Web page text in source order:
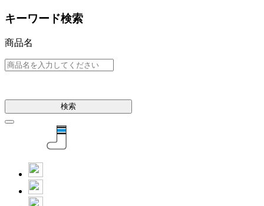
キーワード検索
商品名
検索